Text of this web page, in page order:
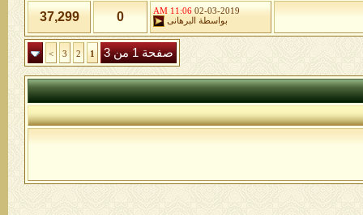
02-03-2019
11:06 AM
بواسطة
البرهانى 0
37,299
صفحة 1 من 3 1
2
3
>